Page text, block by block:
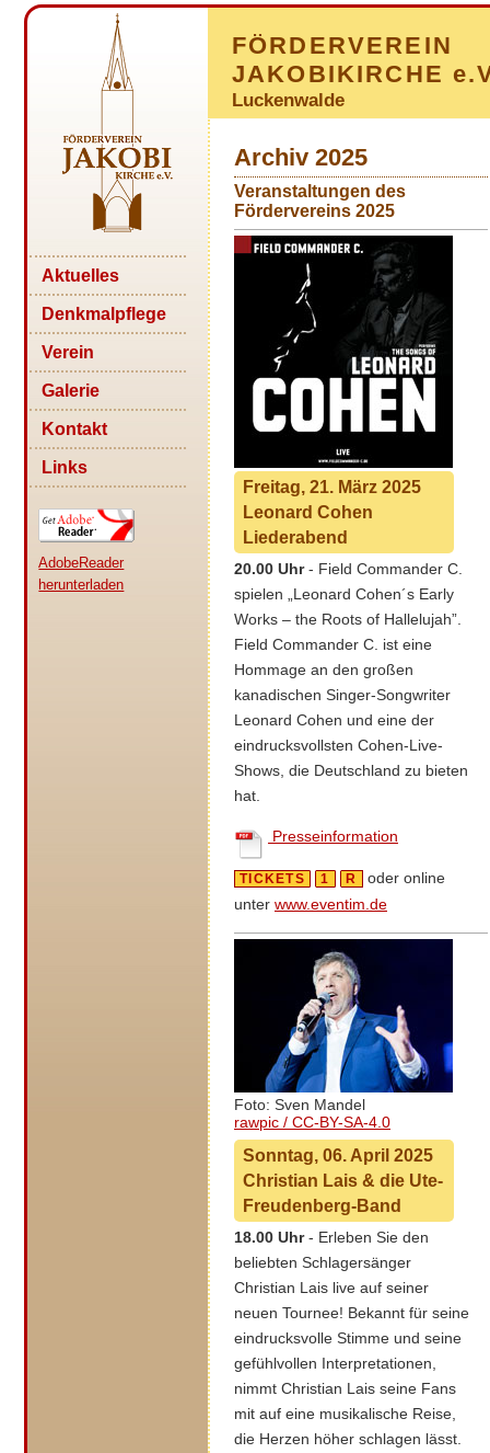
FÖRDERVEREIN
JAKOBIKIRCHE
Luckenwalde
Archiv 2025
Veranstaltungen des
Fördervereins 2025
Freitag, 21. März 2025
Leonard Cohen
Liederabend
20.00 Uhr- Field Commander C.
spielen
„Leonard Cohen´s Early
Works – the Roots of Hallelujah”.
Field Commander C. ist eine
Hommage an den großen
kanadischen Singer-Songwriter
Leonard Cohen und eine der
eindrucksvollsten Cohen-Live-
Shows, die Deutschland zu bieten
hat.
Presseinformation
TICKETS 1 R
oder online
unter www.eventim.de
Foto: Sven Mandel
rawpic / CC-BY-SA-4.0
Sonntag, 06. April 2025
Christian Lais & die Ute-
Freudenberg-Band
18.00 Uhr- Erleben Sie den
beliebten Schlagersänger
Christian Lais live auf seiner
neuen Tournee! Bekannt für seine
eindrucksvolle Stimme und seine
gefühlvollen Interpretationen,
nimmt Christian Lais seine Fans
mit auf eine musikalische Reise,
die Herzen höher schlagen lässt.
Aktuelles
Denkmalpflege
Verein
Galerie
Kontakt
Links
AdobeReader
herunterladen